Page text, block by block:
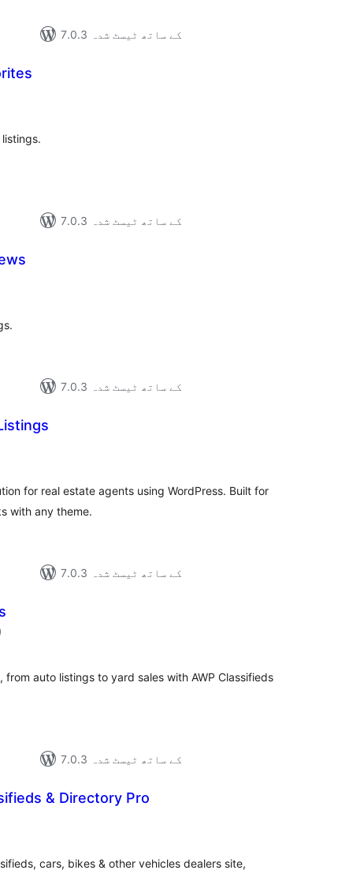
7.0.3 کے ساتھ ٹیسٹ شدہ
7.0.3 کے ساتھ ٹیسٹ شدہ
7.0.3 کے ساتھ ٹیسٹ شدہ
for real estate agents using WordPress. Built for
with any theme.
7.0.3 کے ساتھ ٹیسٹ شدہ
مجموعی
)
auto listings to yard sales with AWP Classifieds
7.0.3 کے ساتھ ٹیسٹ شدہ
& Directory Pro
cars, bikes & other vehicles dealers site,